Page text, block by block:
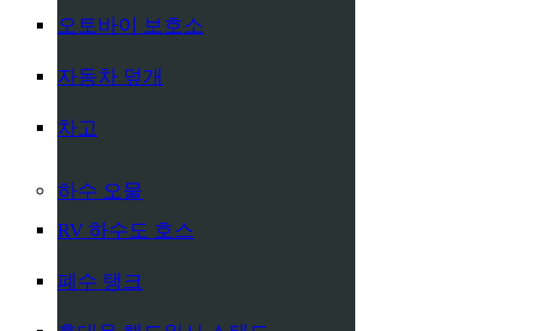
오토바이 보호소
자동차 덮개
차고
하수 오물
RV 하수도 호스
폐수 탱크